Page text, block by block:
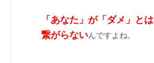
「あなた」が「ダメ」とは
繋がらないんですよね。